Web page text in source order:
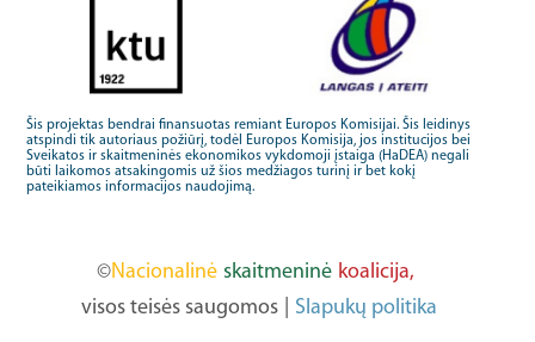
Šis projektas bendrai finansuotas remiant Europos Komisijai. Šis leidinys
atspindi tik autoriaus požiūrį, todėl Europos Komisija, jos institucijos bei
Sveikatos ir skaitmeninės ekonomikos vykdomoji įstaiga (HaDEA) negali
būti laikomos atsakingomis už šios medžiagos turinį ir bet kokį
pateikiamos informacijos naudojimą.
©Nacionalinė skaitmeninė koalicija,
visos teisės saugomos
Slapukų politika